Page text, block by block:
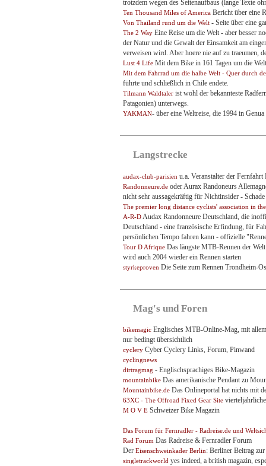
trotzdem wegen des Seitenaufbaus (lange Texte
Ten Thousand Miles of America Bericht über eine
Von Thailand rund um die Welt - Seite über eine
The 2 Way Eine Reise um die Welt - aber besser
der Natur und die Gewalt der Einsamkeit am
verweisen wird. Aber hoere nie auf zu traeumen,
Lust 4 Life Mit dem Bike in 161 Tagen um die
Mit dem Fahrrad um die halbe Welt - Quer durch
führte und schließlich in Chile endete.
Tilmann Waldtaler ist wohl der bekannteste
Patagonien) unterwegs.
YAKMAN- über eine Weltreise, die 1994 in
Langstrecke
audax-club-parisien u.a. Veranstalter der
Randonneure.de oder Aurax Randoneurs
nicht sehr aussagekräftig für Nichtinsider -
The premier long distance cyclists' association in
A-R-D Audax Randonneure Deutschland, die
Deutschland - eine französische Erfindung, für
persönlichen Tempo fahren kann - offizielle
Tour D Afrique Das längste MTB-Rennen der
wird auch 2004 wieder ein Rennen starten
styrkeproven Die Seite zum Rennen Trondheim-
Mag's und Foren
bikemagic Englisches MTB-Online-Mag, mit
nur bedingt übersichtlich
cyclery Cyber Cyclery Links, Forum, Pinwand
cyclingnews
dirtragmag - Englischsprachiges Bike-Magazin
mountainbike Das amerikanische Pendant zu
Mountainbike.de Das Onlineportal hat nichts mit
63XC - The Offroad Fixed Gear Site
M O V E Schweizer Bike Magazin
Das Forum für Fernradler - Radreise.de und
Rad Forum Das Radreise & Fernradler Forum
Der Eisenschweinkader Berlin: Berliner Beitrag
singletrackworld yes indeed, a british magazin,